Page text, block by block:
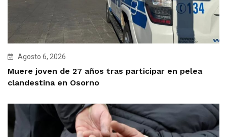
Agosto 6, 2026
Muere joven de 27 años tras participar en pelea
clandestina en Osorno